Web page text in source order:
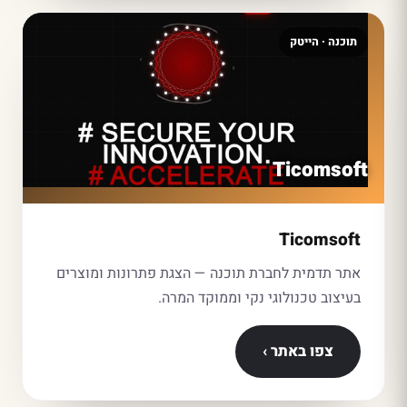
תוכנה · הייטק
Ticomsoft
Ticomsoft
אתר תדמית לחברת תוכנה — הצגת פתרונות ומוצרים
בעיצוב טכנולוגי נקי וממוקד המרה.
צפו באתר ›